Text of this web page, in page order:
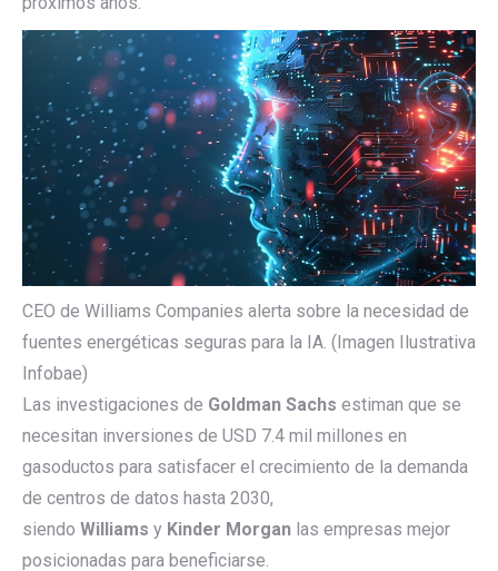
CEO de Williams Companies alerta sobre la necesidad de
fuentes energéticas seguras para la IA. (Imagen Ilustrativa
Infobae)
Las investigaciones de Goldman Sachs estiman que se
necesitan inversiones de USD 7.4 mil millones en
gasoductos para satisfacer el crecimiento de la demanda
de centros de datos hasta 2030,
siendo Williams y Kinder Morgan las empresas mejor
posicionadas para beneficiarse.